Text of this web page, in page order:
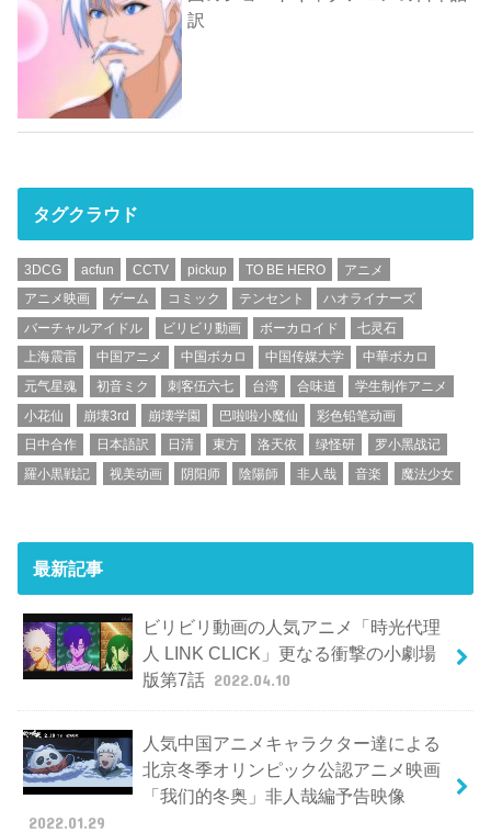
訳
タグクラウド
3DCG acfun CCTV pickup TO BE HERO
アニメ
アニメ映画
ゲーム コミック テンセント
ハオライナーズ
バーチャルアイドル
ビリビリ動画 ボーカロイド
七灵石
上海震雷
中国アニメ 中国ボカロ 中国传媒大学
中華ボカロ
元气星魂
初音ミク 刺客伍六七 台湾 合味道
学生制作アニメ
小花仙
崩壊3rd 崩壊学園 巴啦啦小魔仙
彩色铅笔动画
日中合作
日本語訳 日清 東方 洛天依 绿怪研
罗小黑战记
羅小黒戦記
视美动画 阴阳师 陰陽師 非人哉 音楽 魔法少女
最新記事
ビリビリ動画の人気アニメ「時光代理
人 LINK CLICK」更なる衝撃の小劇場
版第7話 2022.04.10
人気中国アニメキャラクター達による
北京冬季オリンピック公認アニメ映画
「我们的冬奥」非人哉編予告映像
2022.01.29